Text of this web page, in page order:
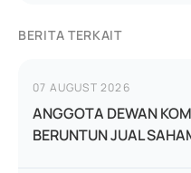
BERITA TERKAIT
07 AUGUST 2026
ANGGOTA DEWAN
BERUNTUN JUAL